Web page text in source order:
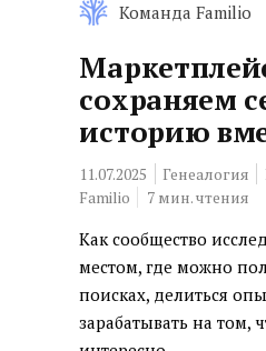
Команда Familio
сохраняем
историю
11.07.2025 Генеалогия
Familio
7 мин. чтения
Как сообщество
местом, где можно
поисках, делиться
зарабатывать на том,